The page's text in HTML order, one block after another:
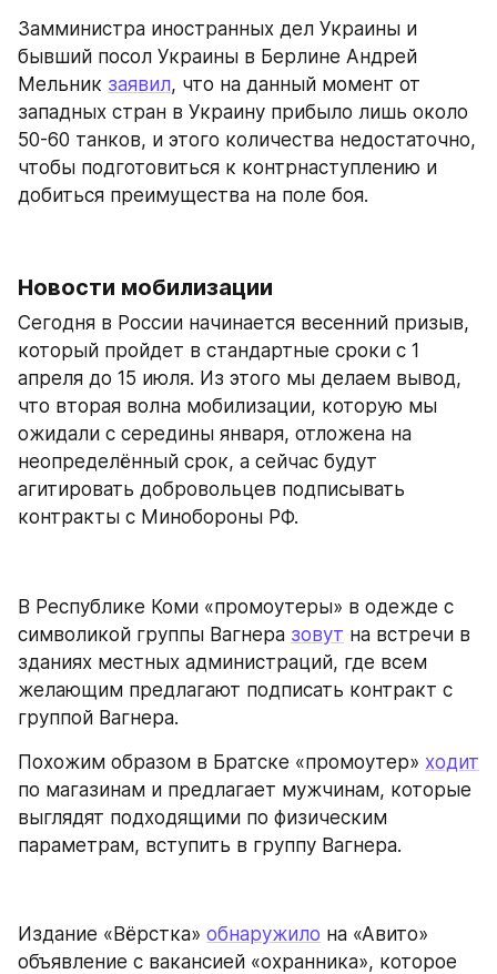
Замминистра иностранных дел Украины и
бывший посол Украины в Берлине Андрей
Мельник заявил, что на данный момент от
западных стран в Украину прибыло лишь около
50-60 танков, и этого количества недостаточно,
чтобы подготовиться к контрнаступлению и
добиться преимущества на поле боя.
Новости мобилизации
Сегодня в России начинается весенний призыв,
который пройдет в стандартные сроки с 1
апреля до 15 июля. Из этого мы делаем вывод,
что вторая волна мобилизации, которую мы
ожидали с середины января, отложена на
неопределённый срок, а сейчас будут
агитировать добровольцев подписывать
контракты с Минобороны РФ.
В Республике Коми «промоутеры» в одежде с
символикой группы Вагнера зовут на встречи в
зданиях местных администраций, где всем
желающим предлагают подписать контракт с
группой Вагнера.
Похожим образом в Братске «промоутер» ходит
по магазинам и предлагает мужчинам, которые
выглядят подходящими по физическим
параметрам, вступить в группу Вагнера.
Издание «Вёрстка» обнаружило на «Авито»
объявление с вакансией «охранника», которое